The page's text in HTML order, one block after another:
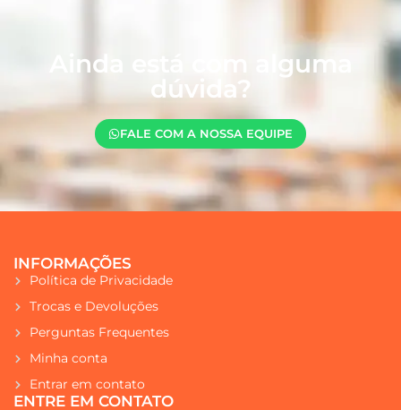
Ainda está com alguma
dúvida?
FALE COM A NOSSA EQUIPE
INFORMAÇÕES
Política de Privacidade
Trocas e Devoluções
Perguntas Frequentes
Minha conta
Entrar em contato
ENTRE EM CONTATO